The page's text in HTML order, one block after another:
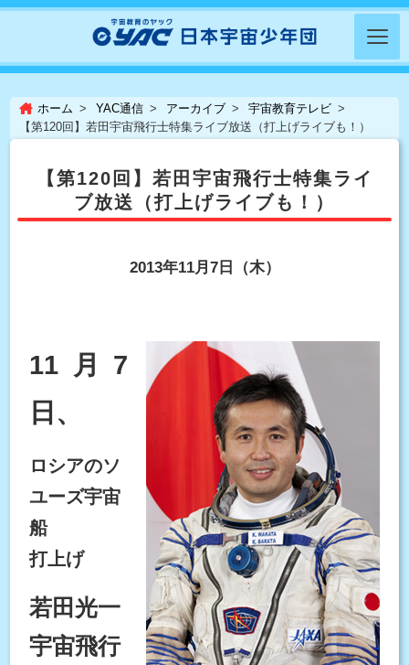
ホーム YAC通信 アーカイブ
宇宙教育テレビ
【第120回】若田宇宙飛行士特集ライブ放送（打上げライブも！）
【第120回】若田宇宙飛行士特集ライ
ブ放送（打上げライブも！）
2013年11月7日（木）
11月7
日、
ロシアのソ
ユーズ宇宙
船
打上げ
若田光一
宇宙飛行